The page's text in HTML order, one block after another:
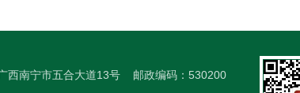
西南宁市五合大道13号
邮政编码：530200